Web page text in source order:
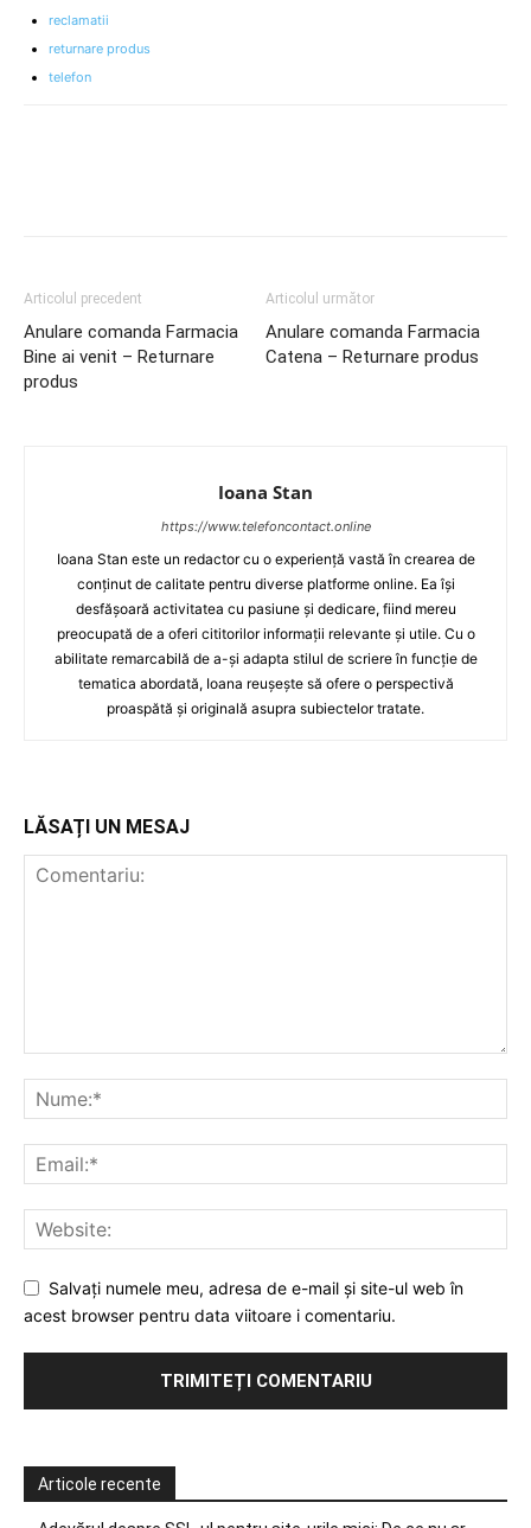
reclamatii
returnare produs
telefon
Articolul precedent
Anulare comanda Farmacia
Bine ai venit – Returnare
produs
Articolul următor
Anulare comanda Farmacia
Catena – Returnare produs
Ioana Stan
https://www.telefoncontact.online
Ioana Stan este un redactor cu o experiență vastă în crearea de
conținut de calitate pentru diverse platforme online. Ea își
desfășoară activitatea cu pasiune și dedicare, fiind mereu
preocupată de a oferi cititorilor informații relevante și utile. Cu o
abilitate remarcabilă de a-și adapta stilul de scriere în funcție de
tematica abordată, Ioana reușește să ofere o perspectivă
proaspătă și originală asupra subiectelor tratate.
LĂSAȚI UN MESAJ
Salvați numele meu, adresa de e-mail și site-ul web în
acest browser pentru data viitoare i comentariu.
Articole recente